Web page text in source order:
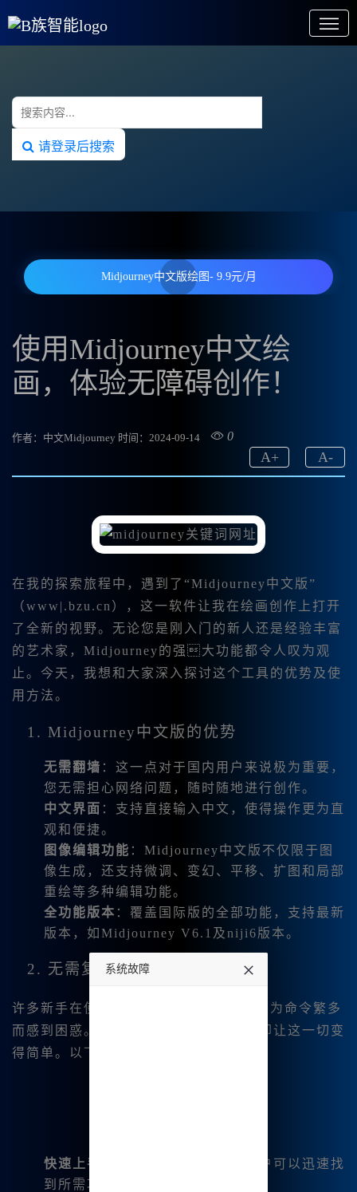
请登录后搜索
Midjourney中文版绘图- 9.9元/月
使用Midjourney中文绘
画，体验无障碍创作！
作者：中文Midjourney 时间：2024-09-14 0
A-
A+
在我的探索旅程中，遇到了“Midjourney中文版”
（www|.bzu.cn），这一软件让我在绘画创作上打开
了全新的视野。无论您是刚入门的新人还是经验丰富
的艺术家，Midjourney的强大功能都令人叹为观
止。今天，我想和大家深入探讨这个工具的优势及使
用方法。
1. Midjourney中文版的优势
无需翻墙 ：这一点对于国内用户来说极为重要，
您无需担心网络问题，随时随地进行创作。
中文界面 ：支持直接输入中文，使得操作更为直
观和便捷。
图像编辑功能 ：Midjourney中文版不仅限于图
像生成，还支持微调、变幻、平移、扩图和局部
重绘等多种编辑功能。
全功能版本 ：覆盖国际版的全部功能，支持最新
版本，如Midjourney V6.1及niji6版本。
2. 无需复杂命令的简单操作
许多新手在使用一些绘画软件时，总是因为命令繁多
而感到困惑。然而，Midjourney中文版却让这一切变
得简单。以下是基本的使用步骤：
快速上手
：界面友好的设计使得用户可以迅速找
到所需功能。
系统故障